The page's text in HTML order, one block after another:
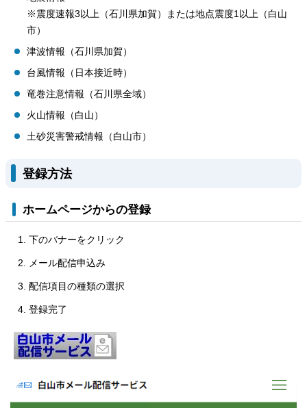
※震度速報3以上（石川県加賀）または地点震度1以上（白山
市）
津波情報（石川県加賀）
台風情報（日本接近時）
竜巻注意情報（石川県全域）
火山情報（白山）
土砂災害警戒情報（白山市）
登録方法
ホームページからの登録
下のバナーをクリック
メール配信申込み
配信項目の種類の選択
登録完了